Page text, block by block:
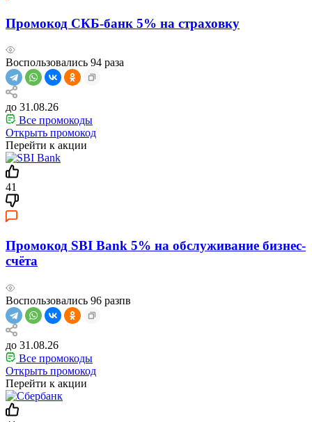
Промокод СКБ-банк 5% на страховку
Воспользовались 94 раза
до 31.08.26
Все промокоды
Открыть промокод
Перейти к акции
41
Промокод SBI Bank 5% на обслуживание бизнес-
счёта
Воспользовались 96 разпв
до 31.08.26
Все промокоды
Открыть промокод
Перейти к акции